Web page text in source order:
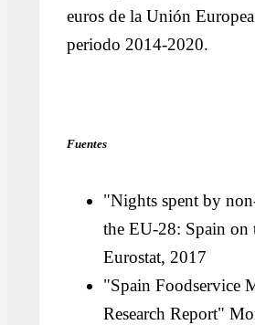
euros de la Unión
periodo 2014-2020.
Fuentes
"Nights spent by
the EU-28: Spain on
Eurostat, 2017
"Spain Foodservice
Research Report"